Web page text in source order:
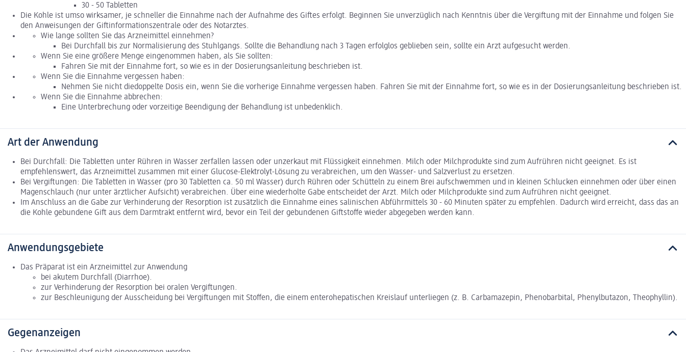
30 - 50 Tabletten
Die Kohle ist umso wirksamer, je schneller die Einnahme nach der Aufnahme des Giftes erfolgt. Beginnen Sie unverzüglich nach Kenntnis über die Vergiftung mit der Einnahme und folgen Sie
den Anweisungen der Giftinformationszentrale oder des Notarztes.
Wie lange sollten Sie das Arzneimittel einnehmen?
Bei Durchfall bis zur Normalisierung des Stuhlgangs. Sollte die Behandlung nach 3 Tagen erfolglos geblieben sein, sollte ein Arzt aufgesucht werden.
Wenn Sie eine größere Menge eingenommen haben, als Sie sollten:
Fahren Sie mit der Einnahme fort, so wie es in der Dosierungsanleitung beschrieben ist.
Wenn Sie die Einnahme vergessen haben:
Nehmen Sie nicht diedoppelte Dosis ein, wenn Sie die vorherige Einnahme vergessen haben. Fahren Sie mit der Einnahme fort, so wie es in der Dosierungsanleitung beschrieben ist.
Wenn Sie die Einnahme abbrechen:
Eine Unterbrechung oder vorzeitige Beendigung der Behandlung ist unbedenklich.
Art der Anwendung
Bei Durchfall: Die Tabletten unter Rühren in Wasser zerfallen lassen oder unzerkaut mit Flüssigkeit einnehmen. Milch oder Milchprodukte sind zum Aufrühren nicht geeignet. Es ist
empfehlenswert, das Arzneimittel zusammen mit einer Glucose-Elektrolyt-Lösung zu verabreichen, um den Wasser- und Salzverlust zu ersetzen.
Bei Vergiftungen: Die Tabletten in Wasser (pro 30 Tabletten ca. 50 ml Wasser) durch Rühren oder Schütteln zu einem Brei aufschwemmen und in kleinen Schlucken einnehmen oder über einen
Magenschlauch (nur unter ärztlicher Aufsicht) verabreichen. Über eine wiederholte Gabe entscheidet der Arzt. Milch oder Milchprodukte sind zum Aufrühren nicht geeignet.
Im Anschluss an die Gabe zur Verhinderung der Resorption ist zusätzlich die Einnahme eines salinischen Abführmittels 30 - 60 Minuten später zu empfehlen. Dadurch wird erreicht, dass das an
die Kohle gebundene Gift aus dem Darmtrakt entfernt wird, bevor ein Teil der gebundenen Giftstoffe wieder abgegeben werden kann.
Anwendungsgebiete
Das Präparat ist ein Arzneimittel zur Anwendung
bei akutem Durchfall (Diarrhoe).
zur Verhinderung der Resorption bei oralen Vergiftungen.
zur Beschleunigung der Ausscheidung bei Vergiftungen mit Stoffen, die einem enterohepatischen Kreislauf unterliegen (z. B. Carbamazepin, Phenobarbital, Phenylbutazon, Theophyllin).
Gegenanzeigen